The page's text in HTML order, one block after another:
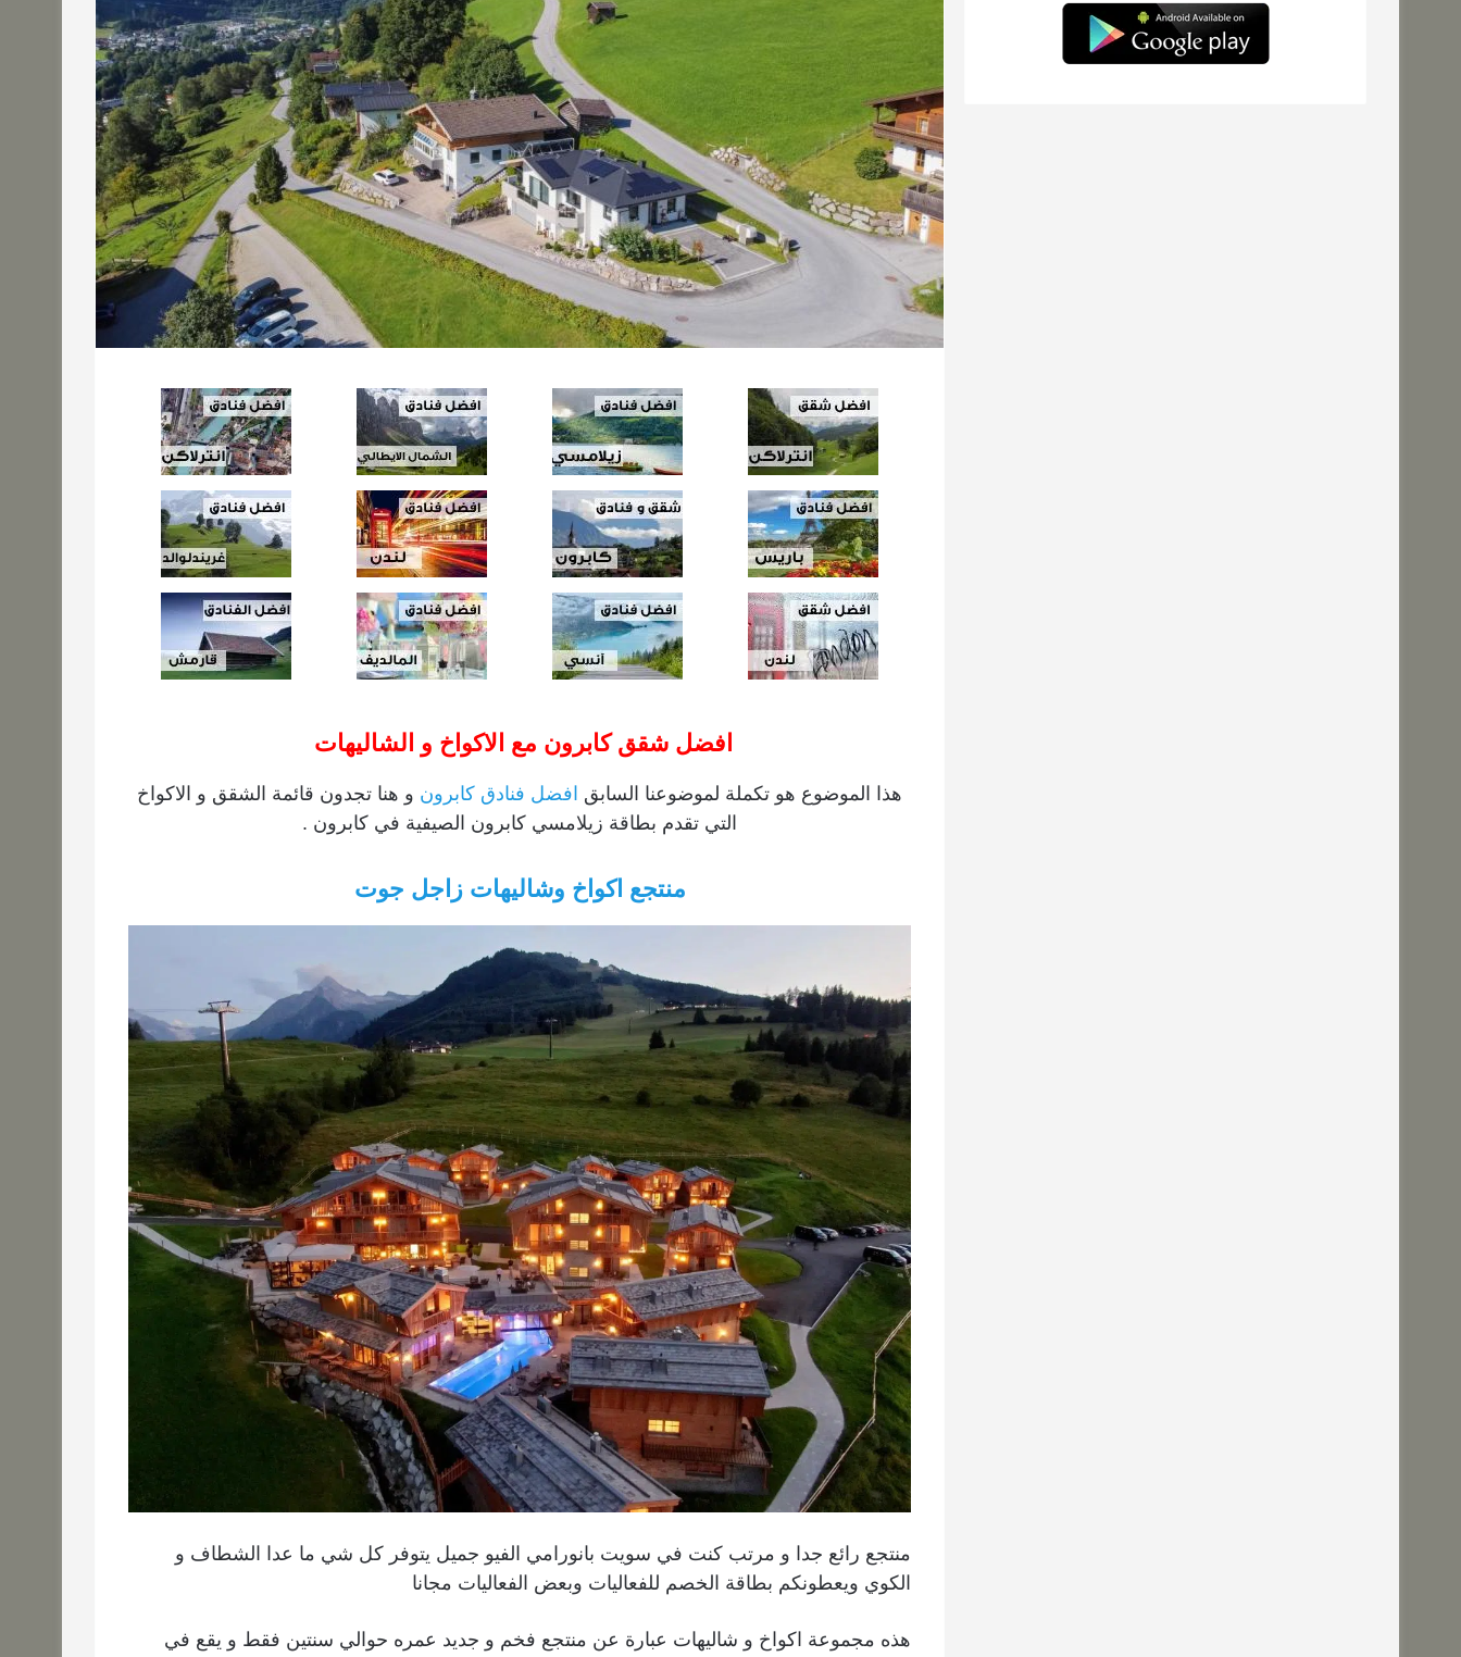
افضل شقق كابرون مع الاكواخ و الشاليهات
هذا الموضوع هو تكملة لموضوعنا السابق افضل فنادق كابرون و هنا تجدون قائمة الشقق و الاكواخ
التي تقدم بطاقة زيلامسي كابرون الصيفية في كابرون .
منتجع اكواخ وشاليهات زاجل جوت
منتجع رائع جدا و مرتب كنت في سويت بانورامي الفيو جميل يتوفر كل شي ما عدا الشطاف و
الكوي ويعطونكم بطاقة الخصم للفعاليات وبعض الفعاليات مجانا
هذه مجموعة اكواخ و شاليهات عبارة عن منتجع فخم و جديد عمره حوالي سنتين فقط و يقع في